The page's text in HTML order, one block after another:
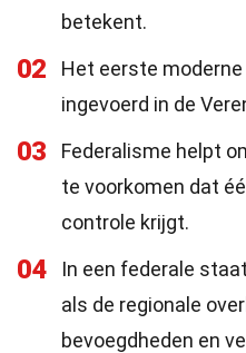
betekent.
02
Het eerste
ingevoerd in de
03
Federalisme helpt
te voorkomen dat
controle krijgt.
04
In een federale
als de regionale
bevoegdheden en